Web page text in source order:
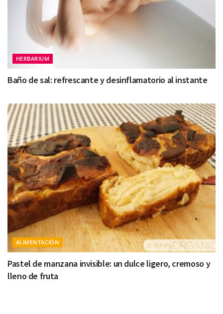
HERBARIUM
Baño de sal: refrescante y desinflamatorio al instante
ALIMENTACIÓN
Pastel de manzana invisible: un dulce ligero, cremoso y
lleno de fruta